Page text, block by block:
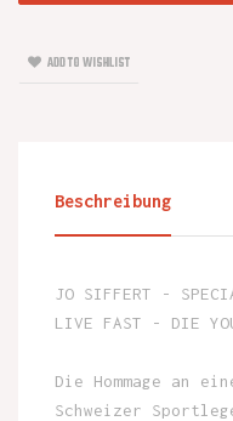
ADD TO WISHLIST
Beschreibung
JO SIFFERT -
LIVE FAST - DIE
Die Hommage an
Schweizer